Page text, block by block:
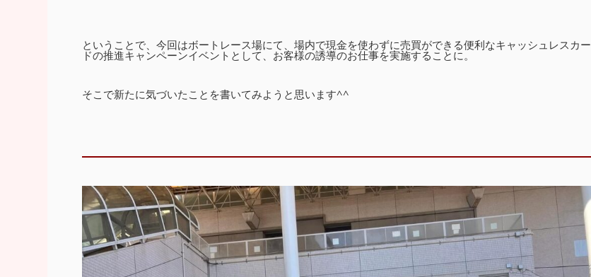
ということで、今回はボートレース場にて、場内で現金を使わずに売買ができる便利なキャッシュレスカー
ドの推進キャンペーンイベントとして、お客様の誘導のお仕事を実施することに。
そこで新たに気づいたことを書いてみようと思います^^